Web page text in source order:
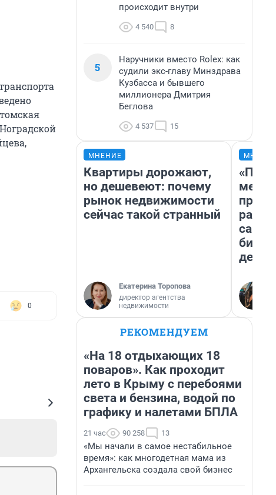
0
происходит внутри
4 540 8
5
Наручники вместо Rolex: как
судили экс-главу Минздрава
Кузбасса и бывшего
миллионера Дмитрия
Беглова
4 537 15
МНЕНИЕ
Квартиры дорожают,
но дешевеют: почему
рынок недвижимости
сейчас такой странный
Екатерина Торопова
директор агентства
недвижимости
РЕКОМЕНДУЕМ
«На 18 отдыхающих 18
поваров». Как проходит
лето в Крыму с перебоями
света и бензина, водой по
графику и налетами БПЛА
21 час 90 258 13
«Мы начали в самое нестабильное
время»: как многодетная мама из
Архангельска создала свой бизнес